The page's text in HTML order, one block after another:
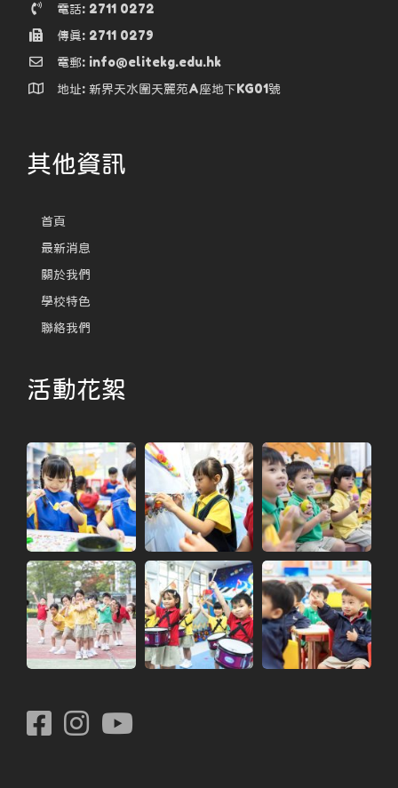
電話: 2711 0272
傳真: 2711 0279
電郵: info@elitekg.edu.hk
地址: 新界天水圍天麗苑A座地下KG01號
其他資訊
首頁
最新消息
關於我們
學校特色
聯絡我們
活動花絮